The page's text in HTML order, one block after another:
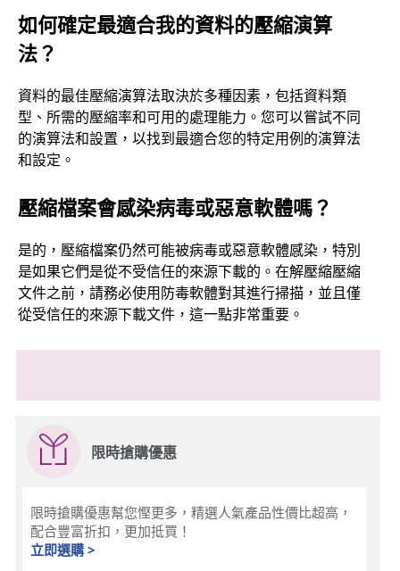
如何確定最適合我的資料的壓縮演算
法？
資料的最佳壓縮演算法取決於多種因素，包括資料類
型、所需的壓縮率和可用的處理能力。您可以嘗試不同
的演算法和設置，以找到最適合您的特定用例的演算法
和設定。
壓縮檔案會感染病毒或惡意軟體嗎？
是的，壓縮檔案仍然可能被病毒或惡意軟體感染，特別
是如果它們是從不受信任的來源下載的。在解壓縮壓縮
文件之前，請務必使用防毒軟體對其進行掃描，並且僅
從受信任的來源下載文件，這一點非常重要。
限時搶購優惠
限時搶購優惠幫您慳更多，精選人氣產品性價比超高，
配合豐富折扣，更加抵買！
立即選購 >